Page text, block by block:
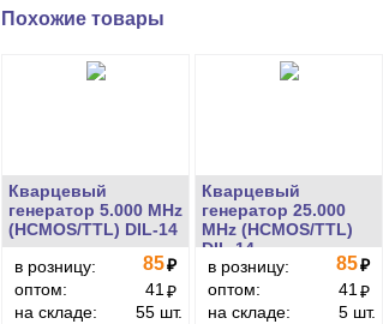
Похожие товары
Кварцевый
генератор 5.000 MHz
(HCMOS/TTL) DIL-14
в розницу:
85₽
оптом:
41 ₽
на складе:
55 шт.
Кварцевый
генератор 25.000
MHz (HCMOS/TTL)
DIL-14
в розницу:
85₽
оптом:
41 ₽
на складе:
5 шт.